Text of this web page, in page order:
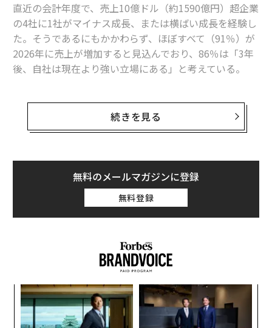
直近の会計年度で、売上10億ドル（約1590億円）超企業
の4社に1社がマイナス成長、または横ばい成長を経験し
た。そうであるにもかかわらず、ほぼすべて（91％）が
2026年に売上が増加すると見込んでおり、86％は「3年
後、自社は現在より強い立場にある」と考えている。
れとも世界のビジネスに共通する盲点があるのだろう
か。
その楽観と不安の双方の中心にあるのがテクノロジー
だ。Forbes Researchが調査した経営幹部（C-suite）11
50人は、テクノロジーを成長機会の第1位（41％）に挙
げる一方で、成長課題の第1位（33％）にも同時に位置
づけた。
続きを見る
無料のメールマガジンに登録
無料登録